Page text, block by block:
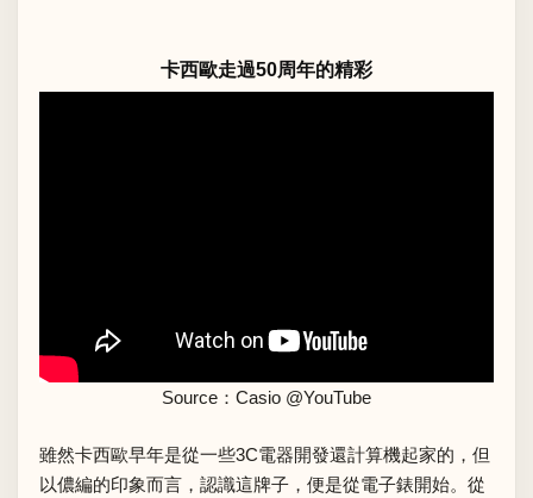
卡西歐走過50周年的精彩
Source： Casio @YouTube
雖然卡西歐早年是從一些3C電器開發還計算機起家的，但
以儂編的印象而言，認識這牌子，便是從電子錶開始。從